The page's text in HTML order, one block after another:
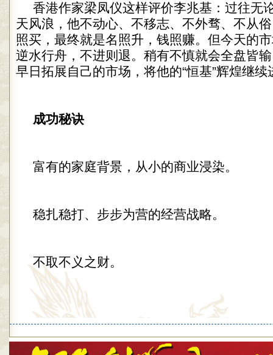
香港作家梁凤仪这样评价李兆基：过往无
天风浪，他不动心、不移志、不外骛、不从
照买，最终就是名照升，钱照赚。但今天的
逆水行舟，不进则退。稍有不慎就会全盘皆
早日拓展自己的市场，将他的“恒基”辉煌继续
成功秘诀
富有的家庭背景，从小的商业浸染。
稳扎稳打、步步为营的经营战略。
不取不义之财。